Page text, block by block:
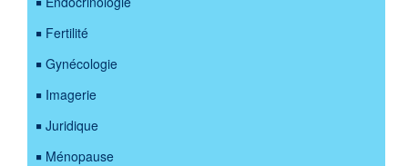
Fertilité
Gynécologie
Imagerie
Juridique
Ménopause